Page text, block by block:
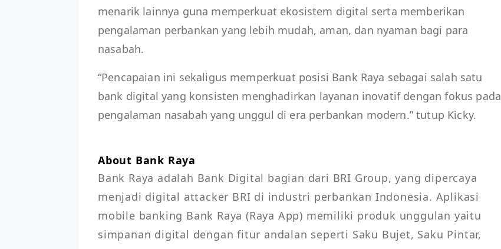
menarik lainnya guna memperkuat ekosistem digital serta memberikan
pengalaman perbankan yang lebih mudah, aman, dan nyaman bagi para
nasabah.
“Pencapaian ini sekaligus memperkuat posisi Bank Raya sebagai salah satu
bank digital yang konsisten menghadirkan layanan inovatif dengan fokus pada
pengalaman nasabah yang unggul di era perbankan modern.” tutup Kicky.
About Bank Raya
Bank Raya adalah Bank Digital bagian dari BRI Group, yang dipercaya
menjadi digital attacker BRI di industri perbankan Indonesia. Aplikasi
mobile banking Bank Raya (Raya App) memiliki produk unggulan yaitu
simpanan digital dengan fitur andalan seperti Saku Bujet, Saku Pintar,